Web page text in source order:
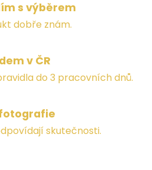
s výběrem
dobře znám.
v ČR
do 3 pracovních dnů.
skutečnosti.